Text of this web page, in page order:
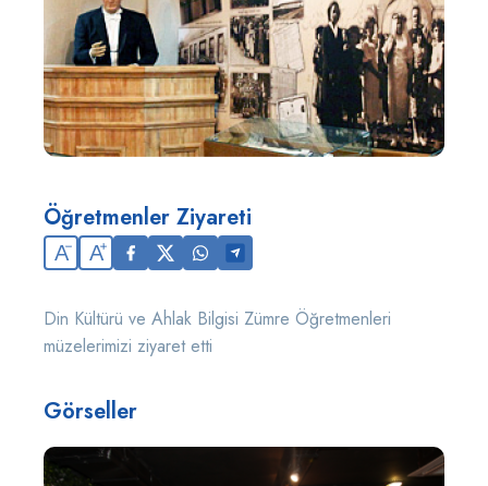
Öğretmenler Ziyareti
A A
Din Kültürü ve Ahlak Bilgisi Zümre Öğretmenleri
müzelerimizi ziyaret etti
Görseller